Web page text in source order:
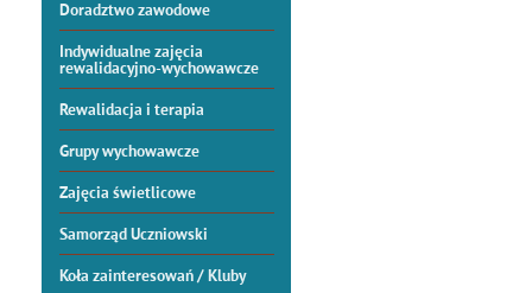
Doradztwo zawodowe
Indywidualne zajęcia
rewalidacyjno-wychowawcze
Rewalidacja i terapia
Grupy wychowawcze
Zajęcia świetlicowe
Samorząd Uczniowski
Koła zainteresowań / Kluby